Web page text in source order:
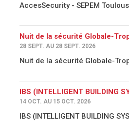
AccesSecurity - SEPEM
Nuit de la sécurité Globale-
28 SEPT. AU 28 SEPT. 2026
Nuit de la sécurité Globale-
IBS (INTELLIGENT BUILDING
14 OCT. AU 15 OCT. 2026
IBS (INTELLIGENT BUILDING